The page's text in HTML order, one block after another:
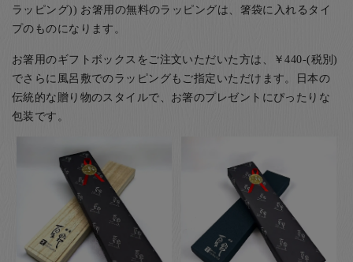
ラッピング)) お箸用の無料のラッピングは、箸袋に入れるタイ
プのものになります。
お箸用のギフトボックスをご注文いただいた方は、￥440-(税別)
でさらに風呂敷でのラッピングもご指定いただけます。日本の
伝統的な贈り物のスタイルで、お箸のプレゼントにぴったりな
包装です。